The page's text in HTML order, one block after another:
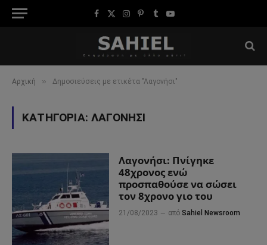
Facebook
X
Instagram
Pinterest
TumblrYouTube
Αρχική » Δημοσιεύσεις με ετικέτα "Λαγονήσι"
ΚΑΤΗΓΟΡΊΑ:ΛΑΓΟΝΉΣΙ
Λαγονήσι: Πνίγηκε
48χρονος ενώ
προσπαθούσε να σώσει
τον 8χρονο γιο του
21/08/2023 από Sahiel Newsroom